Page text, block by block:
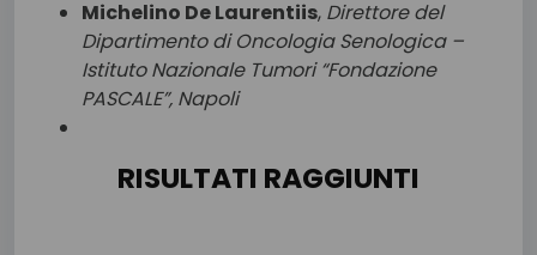
Michelino De Laurentiis, Direttore del
Dipartimento di Oncologia Senologica –
Istituto Nazionale Tumori “Fondazione
PASCALE”, Napoli
RISULTATI RAGGIUNTI